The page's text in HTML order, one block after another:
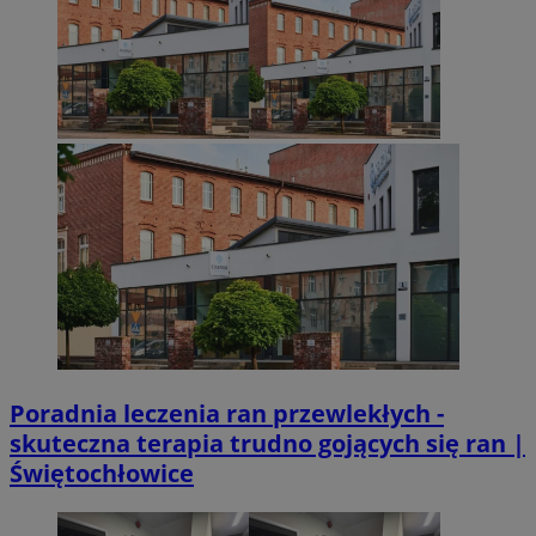
Poradnia leczenia ran przewlekłych -
skuteczna terapia trudno gojących się ran |
Świętochłowice
VISITOR_PRIVACY_METADATA
YouTube
.youtube.com
CookieScriptConsent